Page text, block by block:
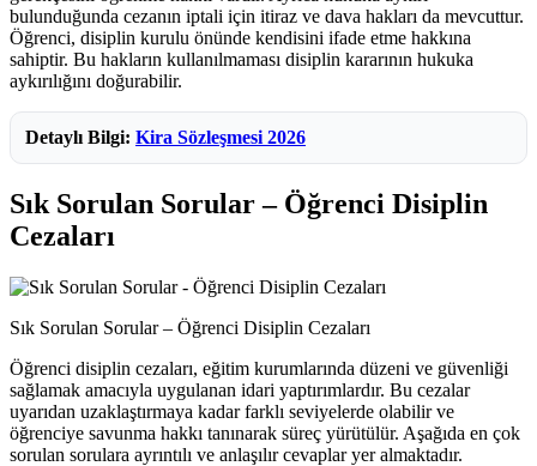
bulunduğunda cezanın iptali için itiraz ve dava hakları da mevcuttur.
Öğrenci, disiplin kurulu önünde kendisini ifade etme hakkına
sahiptir. Bu hakların kullanılmaması disiplin kararının hukuka
aykırılığını doğurabilir.
Detaylı Bilgi: Kira Sözleşmesi 2026
Sık Sorulan Sorular – Öğrenci Disiplin
Cezaları
Sık Sorulan Sorular – Öğrenci Disiplin Cezaları
Öğrenci disiplin cezaları, eğitim kurumlarında düzeni ve güvenliği
sağlamak amacıyla uygulanan idari yaptırımlardır. Bu cezalar
uyarıdan uzaklaştırmaya kadar farklı seviyelerde olabilir ve
öğrenciye savunma hakkı tanınarak süreç yürütülür. Aşağıda en çok
sorulan sorulara ayrıntılı ve anlaşılır cevaplar yer almaktadır.